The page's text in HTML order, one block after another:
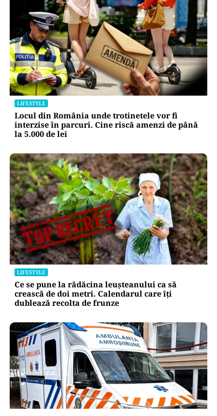
LIFESTYLE
Locul din România unde trotinetele vor fi
interzise în parcuri. Cine riscă amenzi de până
la 5.000 de lei
LIFESTYLE
Ce se pune la rădăcina leușteanului ca să
crească de doi metri. Calendarul care îți
dublează recolta de frunze